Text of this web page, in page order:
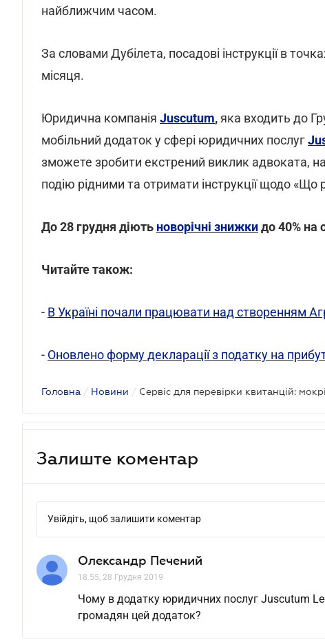
найближчим часом.
За словами Дубілета, посадові інструкції в
місяця.
Юридична компанія Juscutum, яка входить до
мобільний додаток у сфері юридичних послуг
зможете зробити екстрений виклик адвоката,
подію рідними та отримати інструкції щодо «Що
До 28 грудня діють новорічні знижкидо 40% на
Читайте також:
- В Україні почали працювати над створенням
- Оновлено форму декларації з податку на
Головна / Новини /
Залиште коментар
Увійдіть, щоб залишити коментар
Олександр Печений
18.55, 28 Грудня 2019
Чому в додатку юридичних послуг Juscutum
громадян цей додаток?